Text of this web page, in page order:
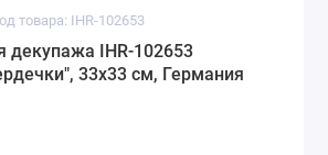
товара: IHR-102653
декупажа IHR-102653
33х33 см, Германия